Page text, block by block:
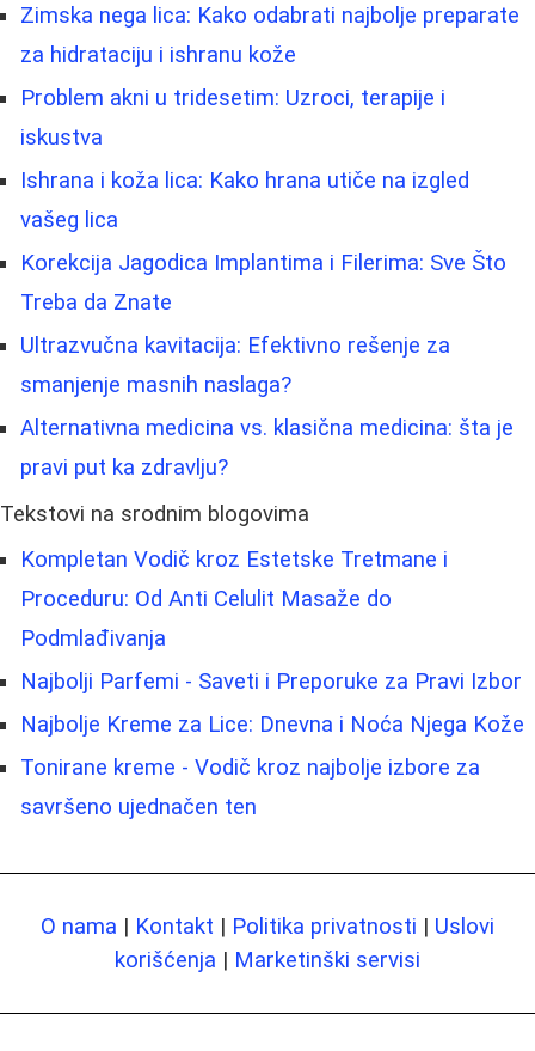
Zimska nega lica: Kako odabrati najbolje preparate
za hidrataciju i ishranu kože
Problem akni u tridesetim: Uzroci, terapije i
iskustva
Ishrana i koža lica: Kako hrana utiče na izgled
vašeg lica
Korekcija Jagodica Implantima i Filerima: Sve Što
Treba da Znate
Ultrazvučna kavitacija: Efektivno rešenje za
smanjenje masnih naslaga?
Alternativna medicina vs. klasična medicina: šta je
pravi put ka zdravlju?
Tekstovi na srodnim blogovima
Kompletan Vodič kroz Estetske Tretmane i
Proceduru: Od Anti Celulit Masaže do
Podmlađivanja
Najbolji Parfemi - Saveti i Preporuke za Pravi Izbor
Najbolje Kreme za Lice: Dnevna i Noća Njega Kože
Tonirane kreme - Vodič kroz najbolje izbore za
savršeno ujednačen ten
O nama | Kontakt | Politika privatnosti | Uslovi
korišćenja | Marketinški servisi